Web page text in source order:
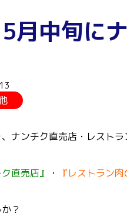
5月中旬に
ナンチク直売店・レスト
直売店』 ・ 『レストラン肉
？